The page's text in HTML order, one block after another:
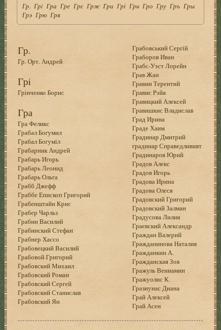
Гр. Грi Гра Гре Грє Грж Гри Грі Грн Гро Гру Гръ Гры
Грэ Грю Гря
Гр.
Гр. Орт. Андрей
Грi
Грiнченко Борис
Гра
Гра Феликс
Грабал Богумил
Грабал Богуміл
Грабарник Андрей
Грабарь Игорь
Грабарь Леонид
Грабарь Ольга
Грабб Джефф
Граббе Епископ Григорий
Грабенштайн Крис
Грабер Чарльз
Грабин Василий
Грабинский Стефан
Грабнер Хассо
Грабовецкий Василий
Грабовой Григорий
Грабовский Михаил
Грабовский Роман
Грабовский Сергей
Грабовский Станислав
Грабовский Ян
Грабовський Сергій
Граборов Иван
Грабс-Уэст Лорейн
Грав Жан
Гравин Терентий
Гравис Рэйя
Гравицкий Алексей
Гравишкис Владислав
Град Ирина
Граде Хаим
Градинар Дмитрий
градинар Справедливият
Градинаров Юрий
Градов Алекс
Градов Игорь
Градова Ирина
Градова Олеся
Градовский Григорий
Градовский Залман
Градусова Лилия
Граевский Александр
Граждан Валерий
Гражданинова Наталия
Гражданкин А.
Гражданская Зоя
Гражуль Вениамин
Гражуолис К.
Гразиунас Диана
Грай Алексей
Грай Асен